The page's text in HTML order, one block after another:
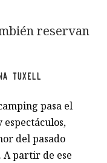
reservan
TUXELL
pasa el
del pasado
A partir de ese